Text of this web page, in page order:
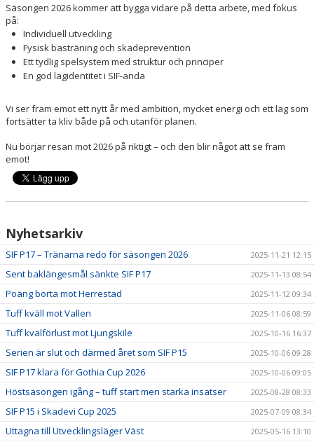
Säsongen 2026 kommer att bygga vidare på detta arbete, med fokus
på:
Individuell utveckling
Fysisk basträning och skadeprevention
Ett tydlig spelsystem med struktur och principer
En god lagidentitet i SIF-anda
Vi ser fram emot ett nytt år med ambition, mycket energi och ett lag som
fortsätter ta kliv både på och utanför planen.
Nu börjar resan mot 2026 på riktigt – och den blir något att se fram
emot!
Nyhetsarkiv
SIF P17 – Tränarna redo för säsongen 2026 2025-11-21 12:15
Sent baklängesmål sänkte SIF P17 2025-11-13 08:54
Poäng borta mot Herrestad 2025-11-12 09:34
Tuff kväll mot Vallen 2025-11-06 08:59
Tuff kvalförlust mot Ljungskile 2025-10-16 16:37
Serien är slut och därmed året som SIF P15 2025-10-06 09:28
SIF P17 klara för Gothia Cup 2026 2025-10-06 09:05
Höstsäsongen igång – tuff start men starka insatser 2025-08-28 08:33
SIF P15 i Skadevi Cup 2025 2025-07-09 08:34
Uttagna till Utvecklingsläger Väst 2025-05-16 13:10